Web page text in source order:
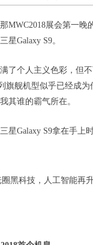
MWC2018展会第一晚
星Galaxy S9。
了个人主义色彩，但
旗舰机型似乎已经成
其谁的霸气所在。
星Galaxy S9拿在手上